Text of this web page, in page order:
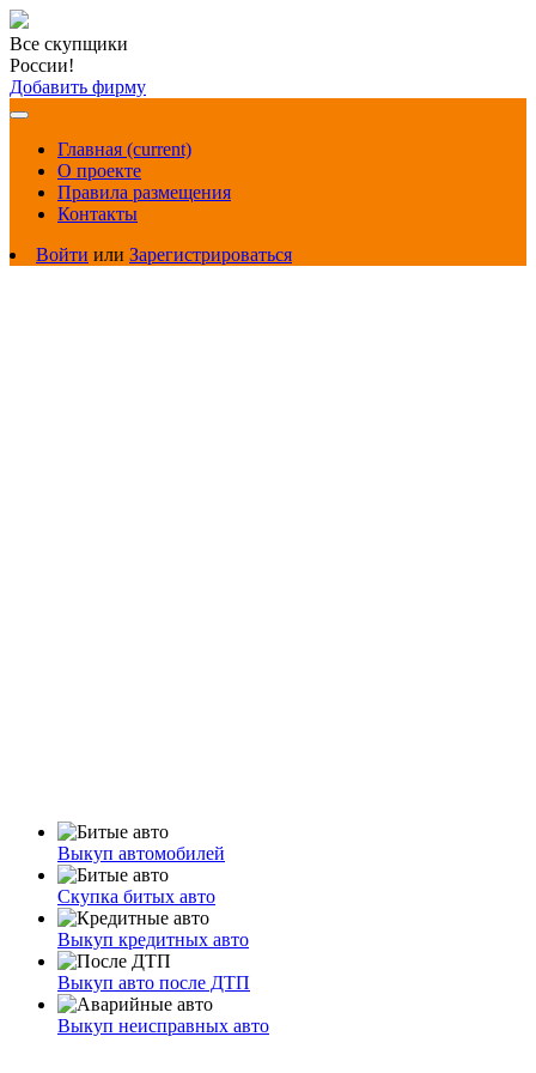
Все скупщики
России!
Добавить фирму
Главная (current)
О проекте
Правила размещения
Контакты
Войти или Зарегистрироваться
Выкуп автомобилей
Скупка битых авто
Выкуп кредитных авто
Выкуп авто после ДТП
Выкуп неисправных авто